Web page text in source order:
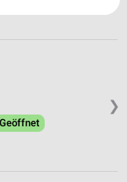
❯
Geöffnet
von